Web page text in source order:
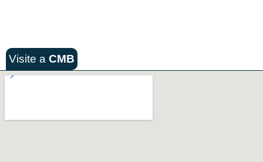
Visite a CMB